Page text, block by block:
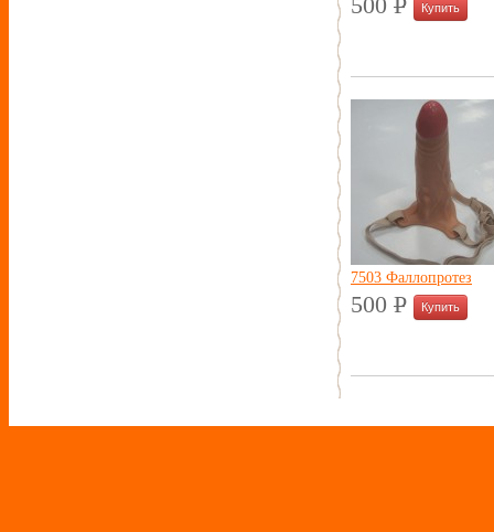
500 P
УБ.
7503 Фаллопротез
500 P
УБ.